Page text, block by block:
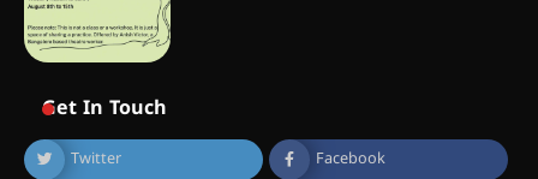
Get In Touch
Twitter Facebook